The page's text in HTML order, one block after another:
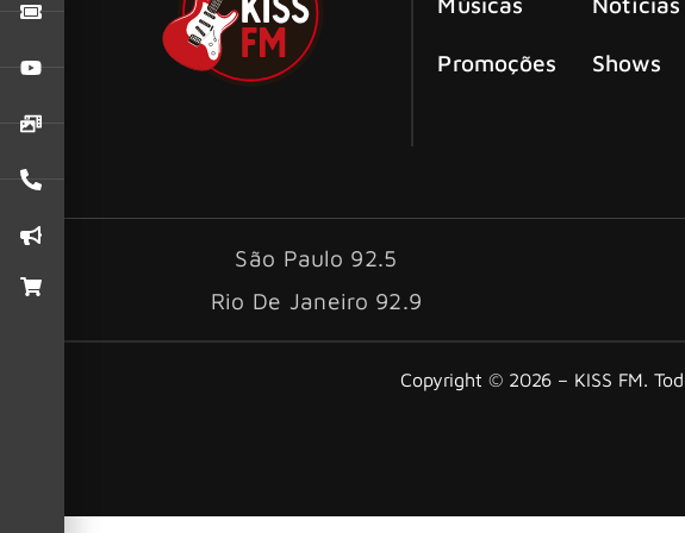
Promoções Shows
São Paulo 92.5
Rio De Janeiro 92.9
Copyright © 2026 – KISS FM.